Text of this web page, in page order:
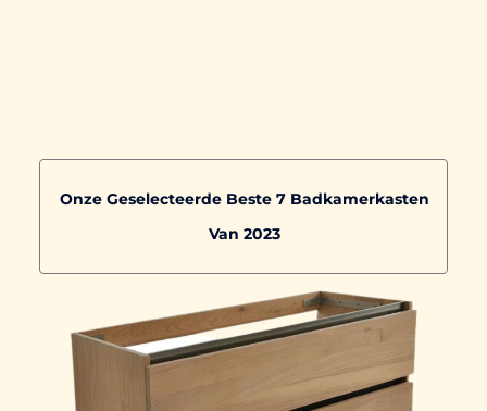
Onze Geselecteerde Beste 7 Badkamerkasten
Van 2023